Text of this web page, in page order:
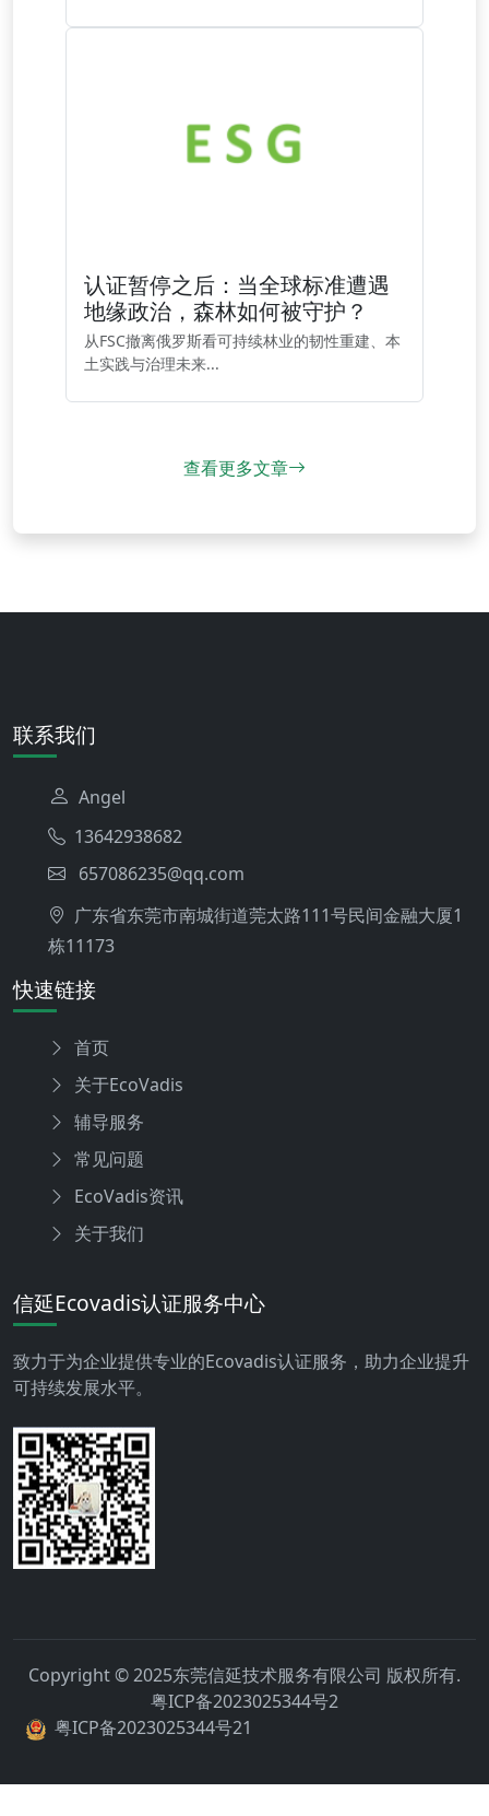
认证暂停之后：当全球标准遭遇
地缘政治，森林如何被守护？
从FSC撤离俄罗斯看可持续林业的韧性重建、本
土实践与治理未来...
查看更多文章
联系我们
Angel
13642938682
657086235@qq.com
广东省东莞市南城街道莞太路111号民间金融大厦1
栋11173
快速链接
首页
关于EcoVadis
辅导服务
常见问题
EcoVadis资讯
关于我们
信延Ecovadis认证服务中心
致力于为企业提供专业的Ecovadis认证服务，助力企业提升
可持续发展水平。
Copyright © 2025东莞信延技术服务有限公司 版权所有.
粤ICP备2023025344号2
粤ICP备2023025344号21